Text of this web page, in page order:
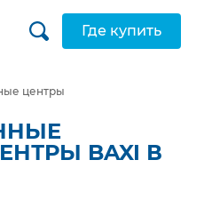
Где купить
центры
BAXI В